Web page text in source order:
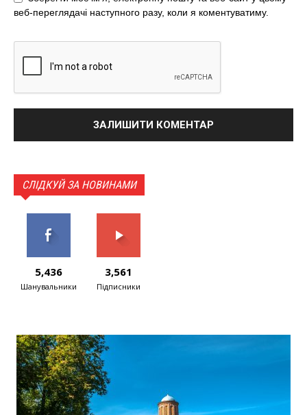
веб-переглядачі наступного разу, коли я коментуватиму.
СЛІДКУЙ ЗА НОВИНАМИ
5,436
Шанувальники
3,561
Підписники